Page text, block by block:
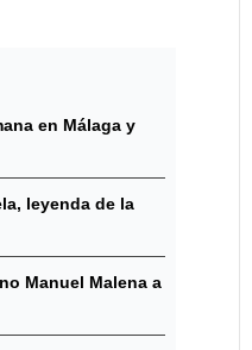
en Málaga y
leyenda de la
Manuel Malena a